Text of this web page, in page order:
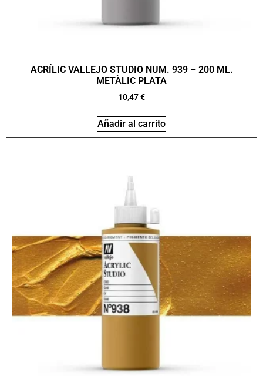
ACRÍLIC VALLEJO STUDIO NUM. 939 – 200 ML.
METÀLIC PLATA
10,47€
Añadir al carrito